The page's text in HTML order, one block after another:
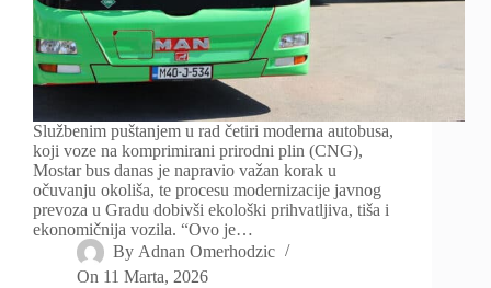
Službenim puštanjem u rad četiri moderna autobusa,
koji voze na komprimirani prirodni plin (CNG),
Mostar bus danas je napravio važan korak u
očuvanju okoliša, te procesu modernizacije javnog
prevoza u Gradu dobivši ekološki prihvatljiva, tiša i
ekonomičnija vozila. “Ovo je…
By Adnan Omerhodzic
On 11 Marta, 2026